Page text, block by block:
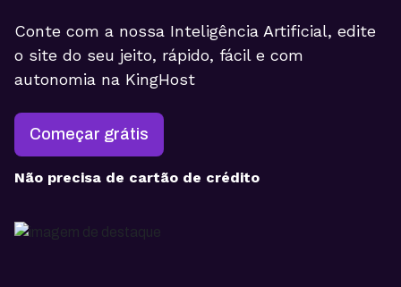
Conte com a nossa Inteligência Artificial, edite
o site do seu jeito, rápido, fácil e com
autonomia na KingHost
Começar grátis
Não precisa de cartão de crédito